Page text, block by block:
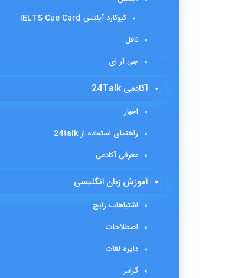
کیوکارد آیلتس IELTS Cue Card
تافل
جی آر ای
آکادمی 24Talk
اخبار
راهنمای استفاده از 24talk
معرفی آکادمی
آموزش زبان انگلیسی
اشتباهات رایج
اصطلاحات
دایره لغات
گرامر